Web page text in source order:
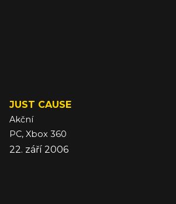
JUST CAUSE
Akční
PC, Xbox 360
22. září 2006